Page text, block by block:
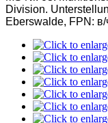
Division.
Eberswalde, FPN: